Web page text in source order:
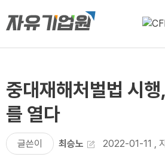
중대재해처벌법 시
를 열다
글쓴이 최승노 2022-01-11 ,